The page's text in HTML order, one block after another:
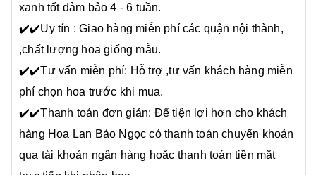
xanh tốt đảm bảo 4 - 6 tuần.
✔️✔️Uy tín : Giao hàng miễn phí các quận nội thành,
,chất lượng hoa giống mẫu.
✔️✔️Tư vấn miễn phí: Hỗ trợ ,tư vấn khách hàng miễn
phí chọn hoa trước khi mua.
✔️✔️Thanh toán đơn giản: Để tiện lợi hơn cho khách
hàng Hoa Lan Bảo Ngọc có thanh toán chuyển khoản
qua tài khoản ngân hàng hoặc thanh toán tiền mặt